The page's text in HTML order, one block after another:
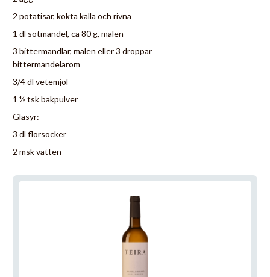
2 potatisar, kokta kalla och rivna
1 dl sötmandel, ca 80 g, malen
3 bittermandlar, malen eller 3 droppar
bittermandelarom
3/4 dl vetemjöl
1 ½ tsk bakpulver
Glasyr:
3 dl florsocker
2 msk vatten